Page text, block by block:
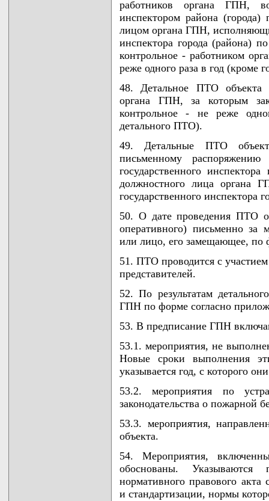
работников органа ГПН,
инспектором района
лицом органа ГПН,
инспектора города (района)
контрольное - работником
реже одного раза в год (кроме
48. Детальное ПТО объекта
органа ГПН, за которым
контрольное - не реже
детального ПТО).
49. Детальные ПТО
письменному распоряжению
государственного
должностного лица органа
государственного инспектора
50. О дате проведения ПТО
оперативного) письменно за
или лицо, его замещающее, по
51. ПТО проводится с
представителей.
52. По результатам
ГПН по форме согласно
53. В предписание ГПН
53.1. мероприятия, не
Новые сроки выполнения
указывается год, с которого
53.2. мероприятия по
законодательства о пожарной
53.3. мероприятия,
объекта.
54. Мероприятия,
обоснованы. Указываются
нормативного правового
и стандартизации, нормы